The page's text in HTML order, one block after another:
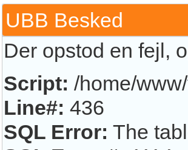
UBB Besked
Der opstod en fejl,
Script: /home/
Line#: 436
SQL Error: The